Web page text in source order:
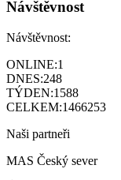
Návštěvnost
Návštěvnost:
ONLINE:1
DNES:248
TÝDEN:1588
CELKEM:1466253
Naši partneři
MAS Český sever